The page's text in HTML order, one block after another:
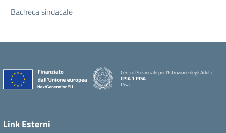
Bacheca sindacale
Centro Provinciale per l'Istruzione degli Adulti
CPIA 1 PISA
Pisa
Link Esterni